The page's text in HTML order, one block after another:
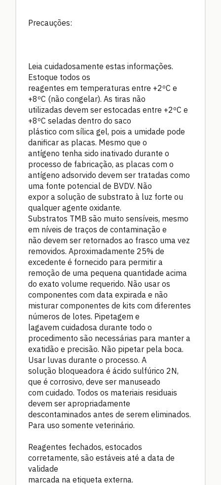
Precauções:
Leia cuidadosamente estas informações.
Estoque todos os
reagentes em temperaturas entre +2ºC e
+8ºC (não congelar). As tiras não
utilizadas devem ser estocadas entre +2ºC e
+8ºC seladas dentro do saco
plástico com sílica gel, pois a umidade pode
danificar as placas. Mesmo que o
antígeno tenha sido inativado durante o
processo de fabricação, as placas com o
antígeno adsorvido devem ser tratadas como
uma fonte potencial de BVDV. Não
expor a solução de substrato à luz forte ou
qualquer agente oxidante.
Substratos TMB são muito sensíveis, mesmo
em níveis de traços de contaminação e
não devem ser retornados ao frasco uma vez
removidos. Aproximadamente 25% de
excedente é fornecido para permitir a
remoção de uma pequena quantidade acima
do exato volume requerido. Não usar os
componentes com data expirada e não
misturar componentes de kits com diferentes
números de lotes. Pipetagem e
lagavem cuidadosa durante todo o
procedimento são necessárias para manter a
exatidão e precisão. Não pipetar pela boca.
Usar luvas durante o processo. A
solução bloqueadora é ácido sulfúrico 2N,
que é corrosivo, deve ser manuseado
com cuidado. Todos os materiais residuais
devem ser apropriadamente
descontaminados antes de serem eliminados.
Para uso somente veterinário.
Reagentes fechados, estocados
corretamente, são estáveis até a data de
validade
marcada na etiqueta externa.